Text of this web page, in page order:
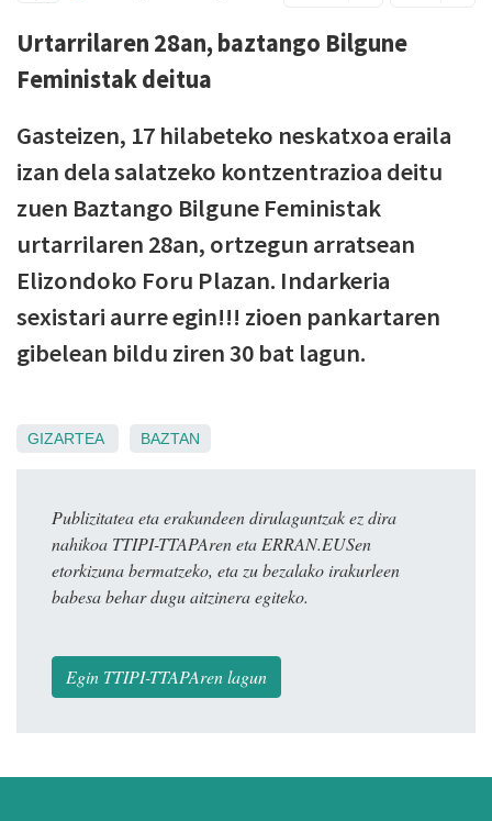
Urtarrilaren 28an, baztango Bilgune
Feministak deitua
Gasteizen, 17 hilabeteko neskatxoa eraila
izan dela salatzeko kontzentrazioa deitu
zuen Baztango Bilgune Feministak
urtarrilaren 28an, ortzegun arratsean
Elizondoko Foru Plazan. Indarkeria
sexistari aurre egin!!! zioen pankartaren
gibelean bildu ziren 30 bat lagun.
GIZARTEA BAZTAN
Publizitatea eta erakundeen dirulaguntzak ez dira
nahikoa TTIPI-TTAPAren eta ERRAN.EUSen
etorkizuna bermatzeko, eta zu bezalako irakurleen
babesa behar dugu aitzinera egiteko.
Egin TTIPI-TTAPAren lagun